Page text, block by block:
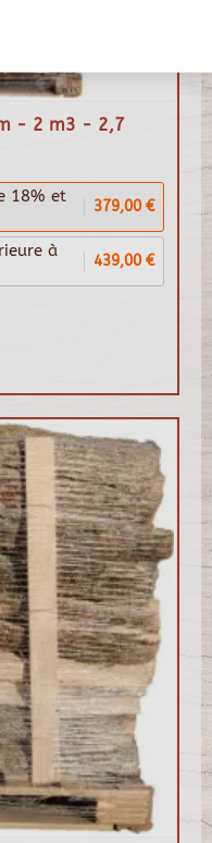
- 2 m3 - 2,7
18% et
379,00 €
à
439,00 €